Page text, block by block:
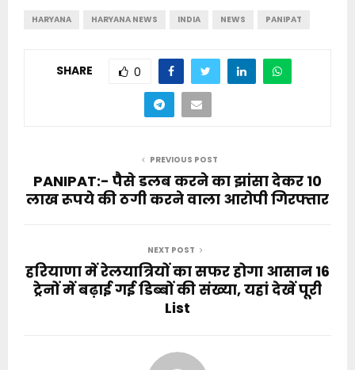
HARYANA HARYANA NEWS INDIA NEWS PANIPAT
SHARE 0
PREVIOUS POST
PANIPAT:- पैसे डलब करने का झांसा देकर 10
लाख रूपये की ठगी करने वाला आरोपी गिरफ्तार
NEXT POST
हरियाणा में रेलयात्रियों का सफर होगा आसान 16
ट्रेनों में बढ़ाई गई डिब्बों की संख्या, यहां देखें पूरी
List